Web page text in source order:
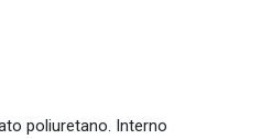
poliuretano. Interno